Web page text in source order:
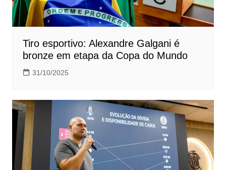
Tiro esportivo: Alexandre Galgani é
bronze em etapa da Copa do Mundo
31/10/2025